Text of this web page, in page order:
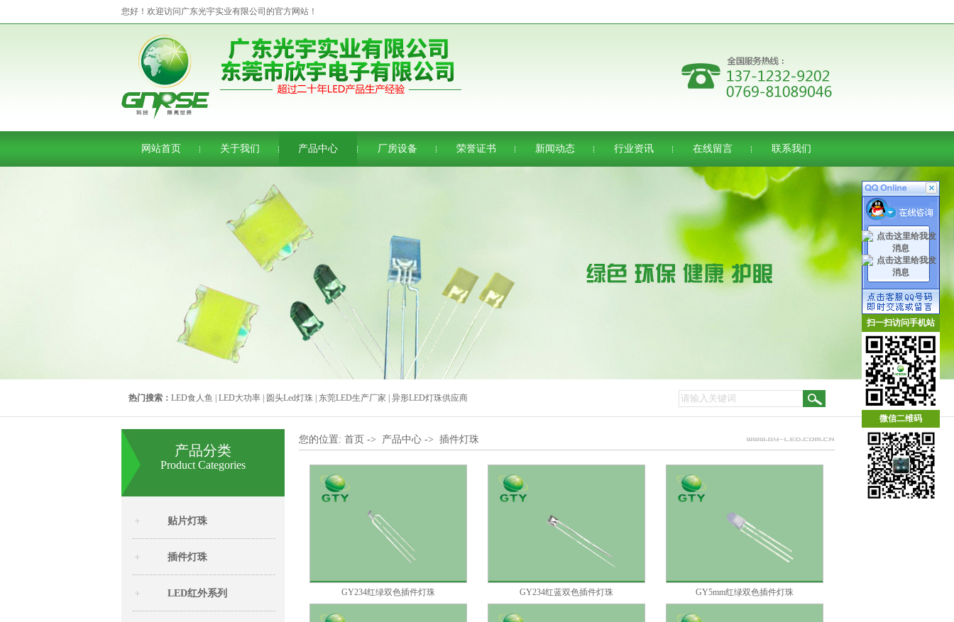
您好！欢迎访问广东光宇实业有限公司的官方网站！
网站首页 关于我们 产品中心 厂房设备 荣誉证书 新闻动态 行业资讯 在线留言 联系我们
热门搜索： LED食人鱼 LED大功率 圆头Led灯珠 东莞LED生产厂家 异形LED灯珠供应商
产品分类
Product Categories
贴片灯珠
插件灯珠
LED红外系列
您的位置: 首页 -> 产品中心 -> 插件灯珠
GY234红绿双色插件灯珠 GY234红蓝双色插件灯珠 GY5mm红绿双色插件灯珠
扫一扫访问手机站
微信二维码